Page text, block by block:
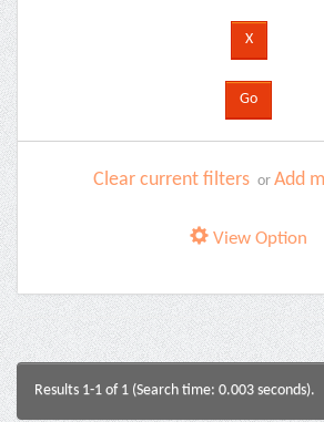
Clear current filters or Add
View Option
Results 1-1 of 1 (Search time: 0.003 seconds).